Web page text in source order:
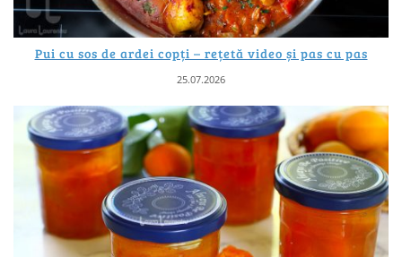
Pui cu sos de ardei copți – rețetă video și pas cu pas
25.07.2026